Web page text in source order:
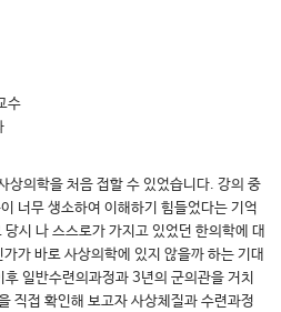
수
의학을 처음 접할 수 있었습니다. 강의 중
너무 생소하여 이해하기 힘들었다는 기억
시 나 스스로가 가지고 있었던 한의학에 대
가 바로 사상의학에 있지 않을까 하는 기대
일반수련의과정과 3년의 군의관을 거치
직접 확인해 보고자 사상체질과 수련과정